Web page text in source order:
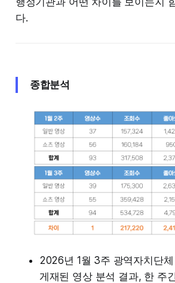
다.
종합분석
2026년 1월 3주 광역자치단
게재된 영상 분석 결과, 한 주